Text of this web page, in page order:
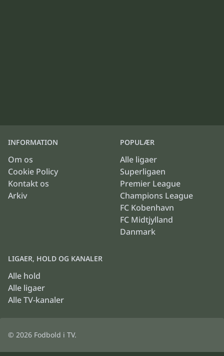
INFORMATION
Om os
Cookie Policy
Kontakt os
Arkiv
POPULÆR
Alle ligaer
Superligaen
Premier League
Champions League
FC Kobenhavn
FC Midtjylland
Danmark
LIGAER, HOLD OG KANALER
Alle hold
Alle ligaer
Alle TV-kanaler
© 2026 Fodbold i TV.